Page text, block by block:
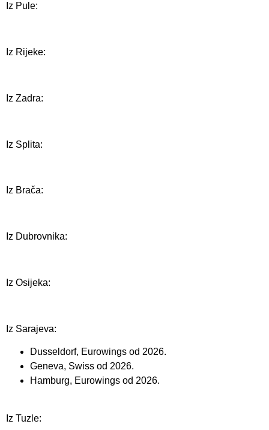
Iz Pule:
Iz Rijeke:
Iz Zadra:
Iz Splita:
Iz Brača:
Iz Dubrovnika:
Iz Osijeka:
Iz Sarajeva:
Dusseldorf, Eurowings od 2026.
Geneva, Swiss od 2026.
Hamburg, Eurowings od 2026.
Iz Tuzle: